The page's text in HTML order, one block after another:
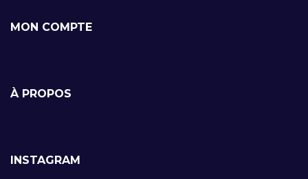
MON COMPTE
À PROPOS
INSTAGRAM